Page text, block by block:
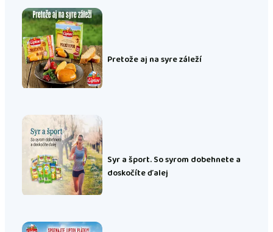
Pretože aj na syre záleží
Syr a šport. So syrom dobehnete a
doskočíte ďalej